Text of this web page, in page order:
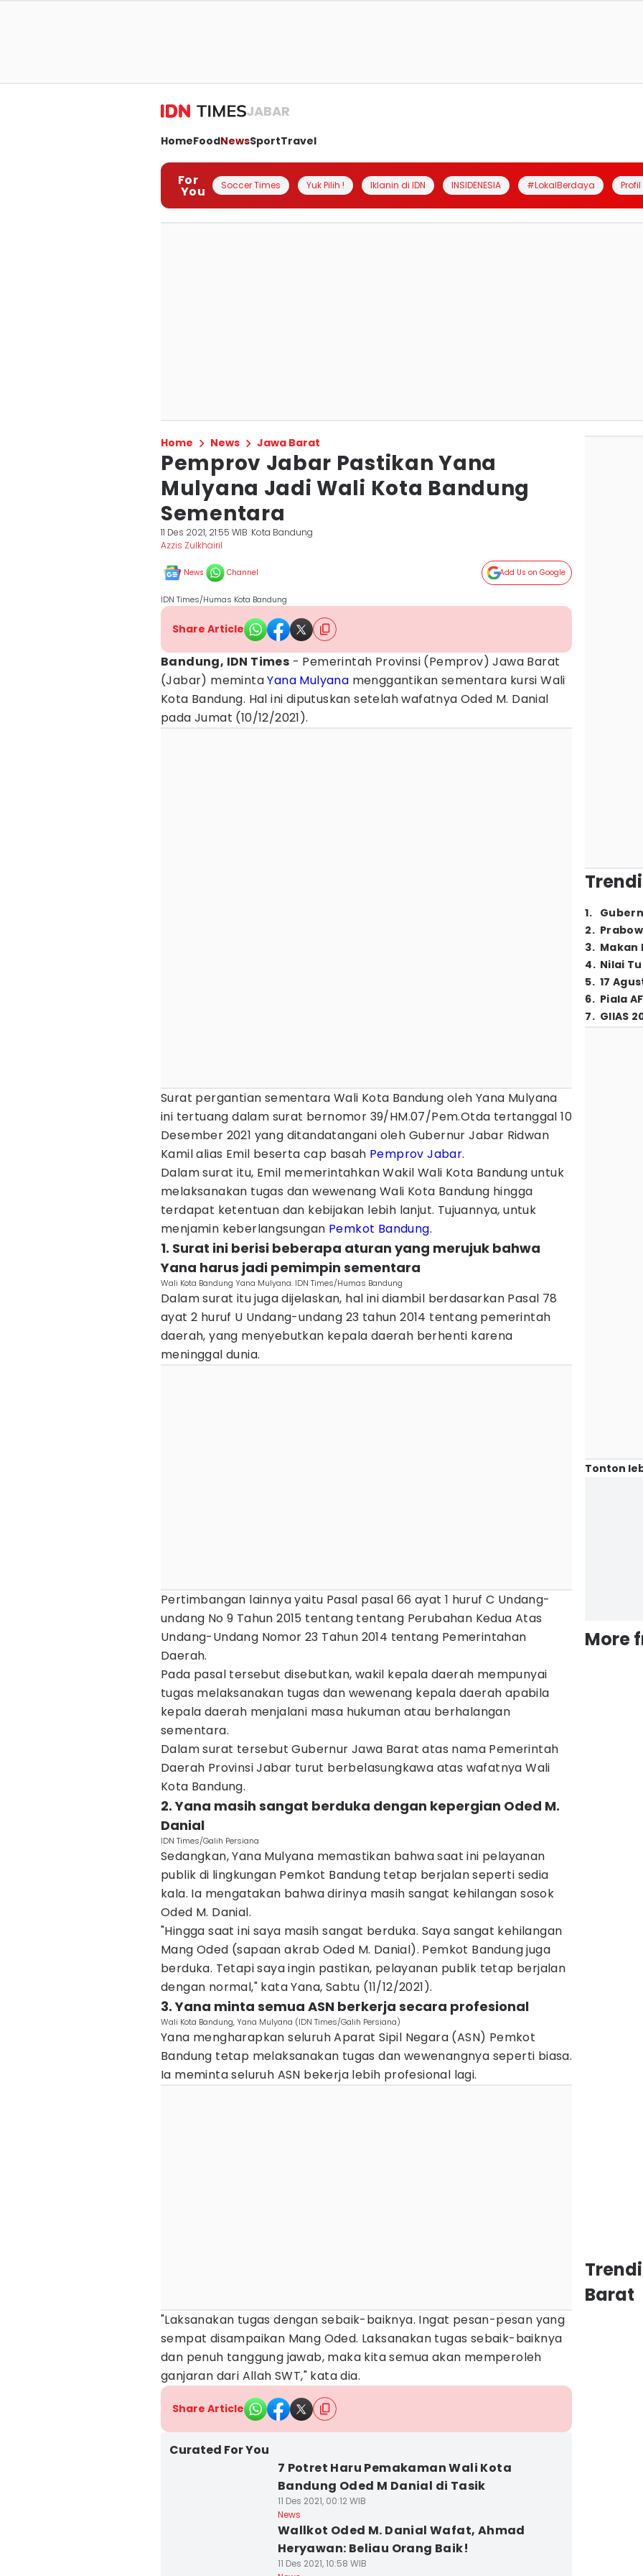
JABAR
HomeFoodNewsSportTravel
For
You Soccer Times Yuk Pilih ! Iklanin di IDN INSIDENESIA #LokalBerdaya
Home News Jawa Barat
Pemprov Jabar Pastikan Yana
Mulyana Jadi Wali Kota Bandung
Sementara
11 Des 2021, 21:55 WIB Kota Bandung
Azzis Zulkhairil
News Channel Add Us on Google
IDN Times/Humas Kota Bandung
Share Article
Bandung, IDN Times - Pemerintah Provinsi (Pemprov) Jawa Barat
(Jabar) memintaYana Mulyana menggantikan sementara kursi Wali
Kota Bandung. Hal ini diputuskan setelah wafatnya Oded M. Danial
pada Jumat (10/12/2021).
Surat pergantian sementara Wali Kota Bandung oleh Yana Mulyana
ini tertuang dalam surat bernomor 39/HM.07/Pem.Otda tertanggal 10
Desember 2021 yang ditandatangani oleh Gubernur Jabar Ridwan
Kamil alias Emil beserta cap basah Pemprov Jabar.
Dalam surat itu, Emil memerintahkan Wakil Wali Kota Bandung untuk
melaksanakan tugas dan wewenang Wali Kota Bandung hingga
terdapat ketentuan dan kebijakan lebih lanjut. Tujuannya, untuk
menjamin keberlangsungan Pemkot Bandung.
1. Surat ini berisi beberapa aturan yang merujuk bahwa
Yana harus jadi pemimpin sementara
Wali Kota Bandung Yana Mulyana. IDN Times/Humas Bandung
Dalam surat itu juga dijelaskan, hal ini diambil berdasarkan Pasal 78
ayat 2 huruf U Undang-undang 23 tahun 2014 tentang pemerintah
daerah, yang menyebutkan kepala daerah berhenti karena
meninggal dunia.
Pertimbangan lainnya yaitu Pasal pasal 66 ayat 1 huruf C Undang-
undang No 9 Tahun 2015 tentang tentang Perubahan Kedua Atas
Undang-Undang Nomor 23 Tahun 2014 tentang Pemerintahan
Daerah.
Pada pasal tersebut disebutkan, wakil kepala daerah mempunyai
tugas melaksanakan tugas dan wewenang kepala daerah apabila
kepala daerah menjalani masa hukuman atau berhalangan
sementara.
Dalam surat tersebut Gubernur Jawa Barat atas nama Pemerintah
Daerah Provinsi Jabar turut berbelasungkawa atas wafatnya Wali
Kota Bandung.
2. Yana masih sangat berduka dengan kepergian Oded M.
Danial
IDN Times/Galih Persiana
Sedangkan, Yana Mulyana memastikan bahwa saat ini pelayanan
publik di lingkungan Pemkot Bandung tetap berjalan seperti sedia
kala. Ia mengatakan bahwa dirinya masih sangat kehilangan sosok
Oded M. Danial.
"Hingga saat ini saya masih sangat berduka. Saya sangat kehilangan
Mang Oded (sapaan akrab Oded M. Danial). Pemkot Bandung juga
berduka. Tetapi saya ingin pastikan, pelayanan publik tetap berjalan
dengan normal," kata Yana, Sabtu (11/12/2021).
3. Yana minta semua ASN berkerja secara profesional
Wali Kota Bandung, Yana Mulyana (IDN Times/Galih Persiana)
Yana mengharapkan seluruh Aparat Sipil Negara (ASN) Pemkot
Bandung tetap melaksanakan tugas dan wewenangnya seperti biasa.
Ia meminta seluruh ASN bekerja lebih profesional lagi.
"Laksanakan tugas dengan sebaik-baiknya. Ingat pesan-pesan yang
sempat disampaikan Mang Oded. Laksanakan tugas sebaik-baiknya
dan penuh tanggung jawab, maka kita semua akan memperoleh
ganjaran dari Allah SWT," kata dia.
Share Article
Curated For You
7 Potret Haru Pemakaman Wali Kota
Bandung Oded M Danial di Tasik
11 Des 2021, 00:12 WIB
News
Wallkot Oded M. Danial Wafat, Ahmad
Heryawan: Beliau Orang Baik!
11 Des 2021, 10:58 WIB
1.
2.
3. Makan
4. Nilai
5. 17
6. Piala
7. GIIAS
Tonton
More
Barat